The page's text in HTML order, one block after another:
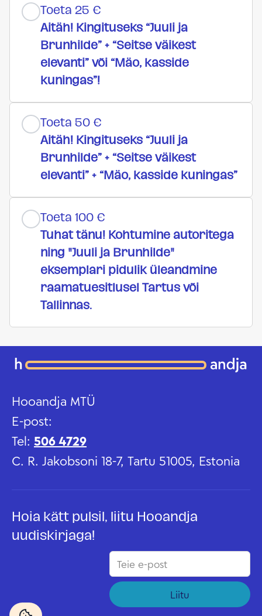
Toeta 25 €
Aitäh! Kingituseks “Juuli ja
Brunhilde” + “Seitse väikest
elevanti” või “Mäo, kasside
kuningas”!
Toeta 50 €
Aitäh! Kingituseks “Juuli ja
Brunhilde” + “Seitse väikest
elevanti” + “Mäo, kasside kuningas”
Toeta 100 €
Tuhat tänu! Kohtumine autoritega
ning "Juuli ja Brunhilde"
eksemplari pidulik üleandmine
raamatuesitlusel Tartus või
Tallinnas.
Hooandja MTÜ
E-post:
Tel: 506 4729
C. R. Jakobsoni 18-7, Tartu 51005, Estonia
Hoia kätt pulsil, liitu Hooandja
uudiskirjaga!
Liitu